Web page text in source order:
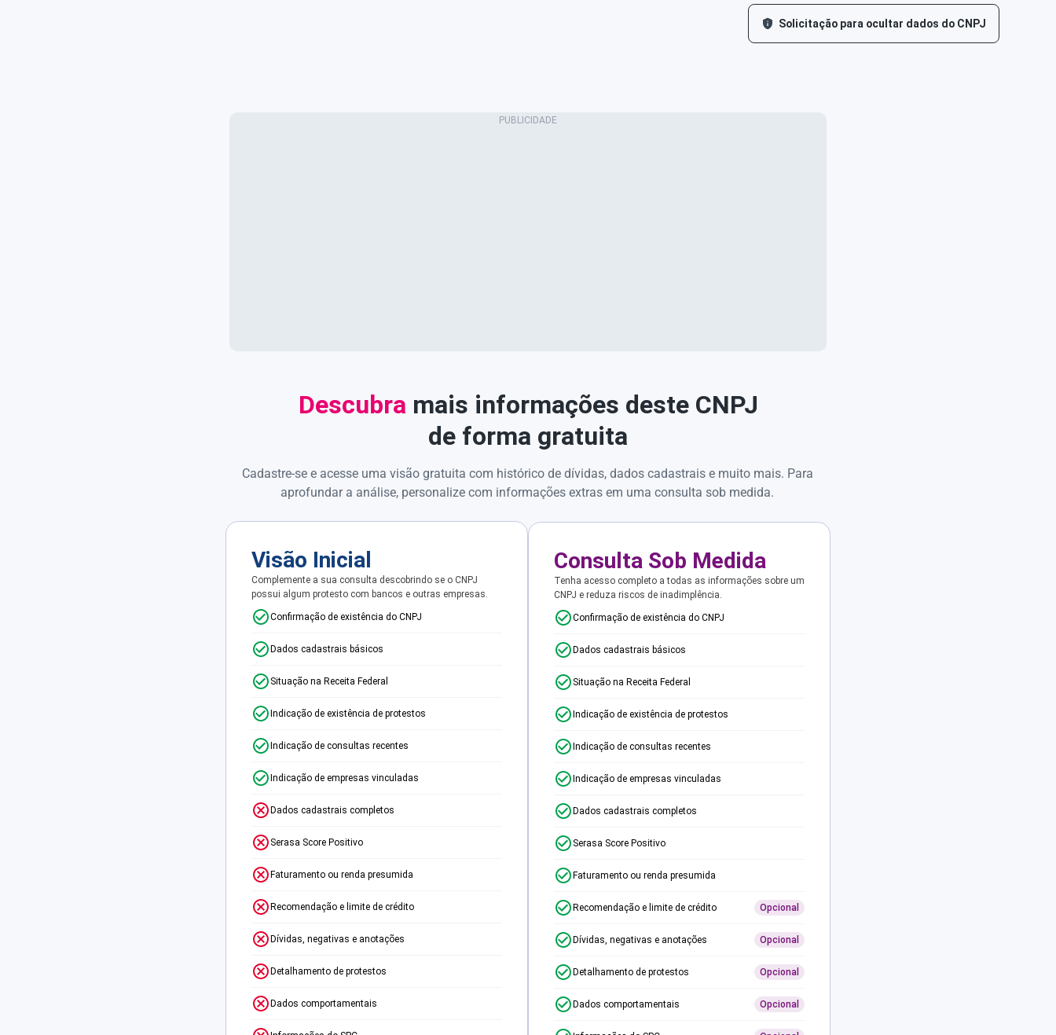
Solicitação para ocultar dados do CNPJ
Descubra mais informações deste CNPJ
de forma gratuita
Cadastre-se e acesse uma visão gratuita com histórico de dívidas, dados cadastrais e muito mais. Para
aprofundar a análise, personalize com informações extras em uma consulta sob medida.
Visão Inicial
Complemente a sua consulta descobrindo se o CNPJ
possui algum protesto com bancos e outras empresas.
Confirmação de existência do CNPJ
Dados cadastrais básicos
Situação na Receita Federal
Indicação de existência de protestos
Indicação de consultas recentes
Indicação de empresas vinculadas
Dados cadastrais completos
Serasa Score Positivo
Faturamento ou renda presumida
Recomendação e limite de crédito
Dívidas, negativas e anotações
Detalhamento de protestos
Dados comportamentais
Consulta Sob Medida
Tenha acesso completo a todas as informações sobre um
CNPJ e reduza riscos de inadimplência.
Confirmação de existência do CNPJ
Dados cadastrais básicos
Situação na Receita Federal
Indicação de existência de protestos
Indicação de consultas recentes
Indicação de empresas vinculadas
Dados cadastrais completos
Serasa Score Positivo
Faturamento ou renda presumida
Recomendação e limite de crédito Opcional
Dívidas, negativas e anotações Opcional
Detalhamento de protestos Opcional
Dados comportamentais Opcional